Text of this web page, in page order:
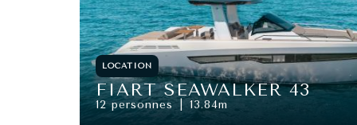
LOCATION
FIART SEAWALKER 43
12 personnes 13.84m